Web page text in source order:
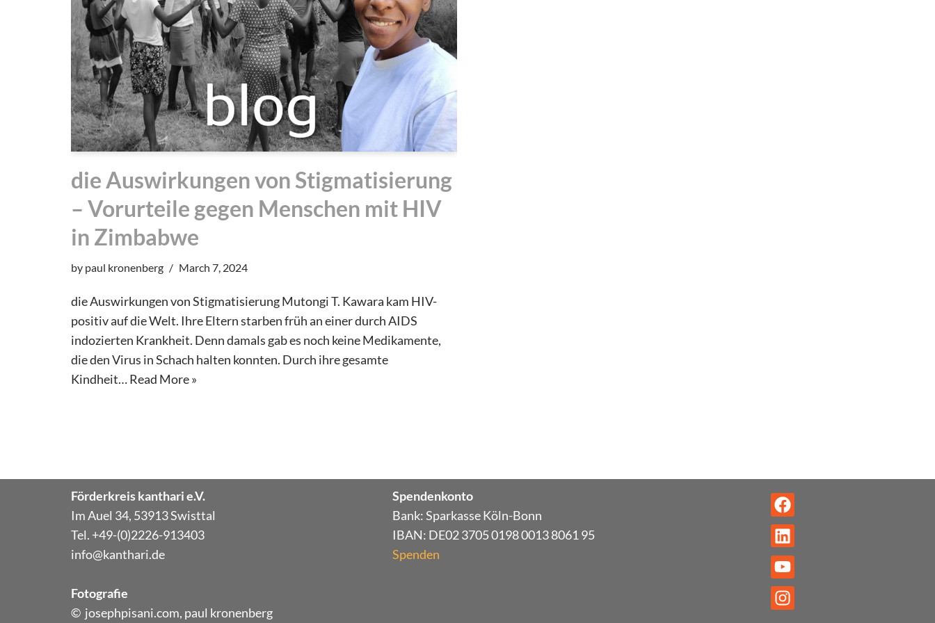
die Auswirkungen von Stigmatisierung
– Vorurteile gegen Menschen mit HIV
in Zimbabwe
by paul kronenberg March 7, 2024
die Auswirkungen von Stigmatisierung Mutongi T. Kawara kam HIV-
positiv auf die Welt. Ihre Eltern starben früh an einer durch AIDS
indozierten Krankheit. Denn damals gab es noch keine Medikamente,
die den Virus in Schach halten konnten. Durch ihre gesamte
Kindheit…Read More »
Förderkreis kanthari e.V.
Im Auel 34, 53913 Swisttal
Tel. +49-(0)2226-913403
info@kanthari.de
Fotografie
© josephpisani.com, paul kronenberg
Spendenkonto
Bank: Sparkasse Köln-Bonn
IBAN: DE02 3705 0198 0013 8061 95
Spenden